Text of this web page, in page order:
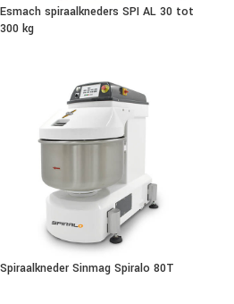
Esmach spiraalkneders SPI AL 30 tot
300 kg
Spiraalkneder Sinmag Spiralo 80T